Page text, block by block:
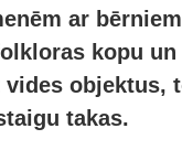
ar
kopu
objektus,
takas.